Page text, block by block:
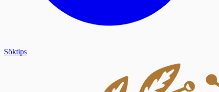
Söktips